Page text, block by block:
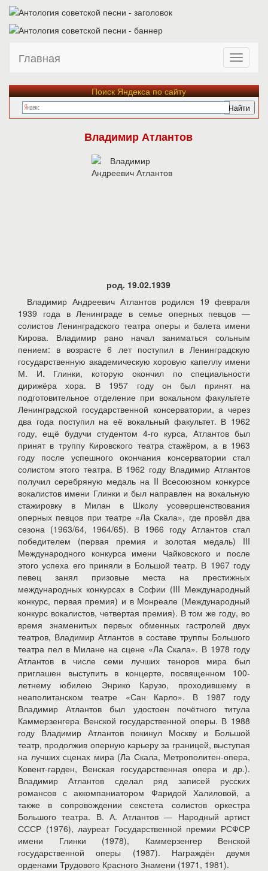
Главная
Поиск Яндекса по сайту
Владимир Атлантов
род. 19.02.1939
Владимир Андреевич Атлантов родился 19 февраля
1939 года в Ленинграде в семье оперных певцов —
солистов Ленинградского театра оперы и балета имени
Кирова. Владимир рано начал заниматься сольным
пением: в возрасте 6 лет поступил в Ленинградскую
государственную академическую хоровую капеллу имени
М. И. Глинки, которую окончил по специальности
дирижёра хора. В 1957 году он был принят на
подготовительное отделение при вокальном факультете
Ленинградской государственной консерватории, а через
два года поступил на её вокальный факультет. В 1962
году, ещё будучи студентом 4-го курса, Атлантов был
принят в труппу Кировского театра стажёром, а в 1963
году после успешного окончания консерватории стал
солистом этого театра. В 1962 году Владимир Атлантов
получил серебряную медаль на II Всесоюзном конкурсе
вокалистов имени Глинки и был направлен на вокальную
стажировку в Милан в Школу усовершенствования
оперных певцов при театре «Ла Скала», где провёл два
сезона (1963/64, 1964/65). В 1966 году Атлантов стал
победителем (первая премия и золотая медаль) III
Международного конкурса имени Чайковского и после
этого успеха его приняли в Большой театр. В 1967 году
певец занял призовые места на престижных
международных конкурсах в Софии (III Международный
конкурс, первая премия) и в Монреале (Международный
конкурс вокалистов, четвертая премия). В том же году, во
время знаменитых первых обменных гастролей двух
театров, Владимир Атлантов в составе труппы Большого
театра пел в Милане на сцене «Ла Скала». В 1978 году
Атлантов в числе семи лучших теноров мира был
приглашен выступить в концерте, посвященном 100-
летнему юбилею Энрико Карузо, проходившему в
неаполитанском театре «Сан Карло». В 1987 году
Владимир Атлантов был удостоен почётного титула
Каммерзенгера Венской государственной оперы. В 1988
году Владимир Атлантов покинул Москву и Большой
театр, продолжив оперную карьеру за границей, выступая
на лучших сценах мира (Ла Скала, Метрополитен-опера,
Ковент-гарден, Венская государственная опера и др.).
Владимир Атлантов сделал ряд записей русских
романсов с аккомпаниатором Фаридой Халиловой, а
также в сопровождении секстета солистов оркестра
Большого театра. В. А. Атлантов — Народный артист
СССР (1976), лауреат Государственной премии РСФСР
имени Глинки (1978), Каммерзенгер Венской
государственной оперы (1987). Награждён двумя
орденами Трудового Красного Знамени (1971, 1981).